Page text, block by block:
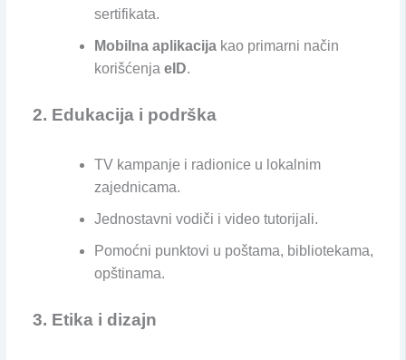
sertifikata.
Mobilna aplikacijakao primarni način
korišćenja eID.
2. Edukacija i podrška
TV kampanje i radionice u lokalnim
zajednicama.
Jednostavni vodiči i video tutorijali.
Pomoćni punktovi u poštama, bibliotekama,
opštinama.
3. Etika i dizajn